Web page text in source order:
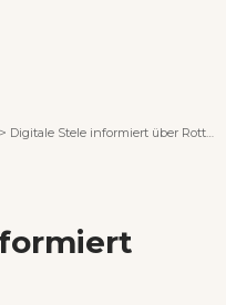
> Digitale Stele informiert über Rottweil